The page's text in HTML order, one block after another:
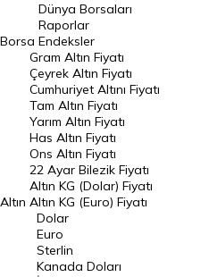
Geçmiş Kapanışlar
Dünya Borsaları
Raporlar
Endeksler
DÖVİZ
Döviz Kuru
Dolar Kuru
Euro Kuru
Pound Kuru
Frank Kuru
Borsa
Dünya Borsaları
Raporlar
Endeksler
Altın
Gram Altın Fiyatı
Çeyrek Altın Fiyatı
Cumhuriyet Altını Fiyatı
Tam Altın Fiyatı
Yarım Altın Fiyatı
Has Altın Fiyatı
Ons Altın Fiyatı
22 Ayar Bilezik Fiyatı
Altın KG (Dolar) Fiyatı
Altın KG (Euro) Fiyatı
Dolar
Euro
Sterlin
Kanada Doları